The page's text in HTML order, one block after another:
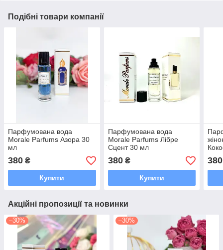
Подібні товари компанії
Парфумована вода
Morale Parfums Азора 30
мл
380 ₴
Купити
Парфумована вода
Morale Parfums Лібре
Сцент 30 мл
380₴
Купити
380
Акційні пропозиції та новинки
–30% –30%